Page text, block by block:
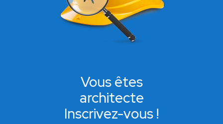
Vous êtes
architecte
Inscrivez-vous !